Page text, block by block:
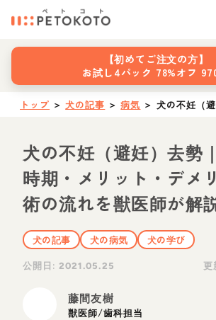
【初めてご注文の方】
お試し4パック 78%オフ
トップ ＞ 犬の記事 ＞ 病気 ＞ 犬の不妊（
犬の不妊（避妊）去勢
時期・メリット・デメ
術の流れを獣医師が解
犬の記事 犬の病気
犬の学び
公開日:2021.05.25 更
藤間友樹
獣医師/歯科担当